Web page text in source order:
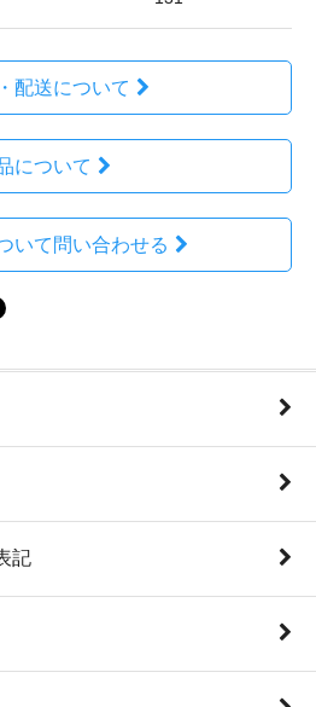
配送について
について
いて問い合わせる
記